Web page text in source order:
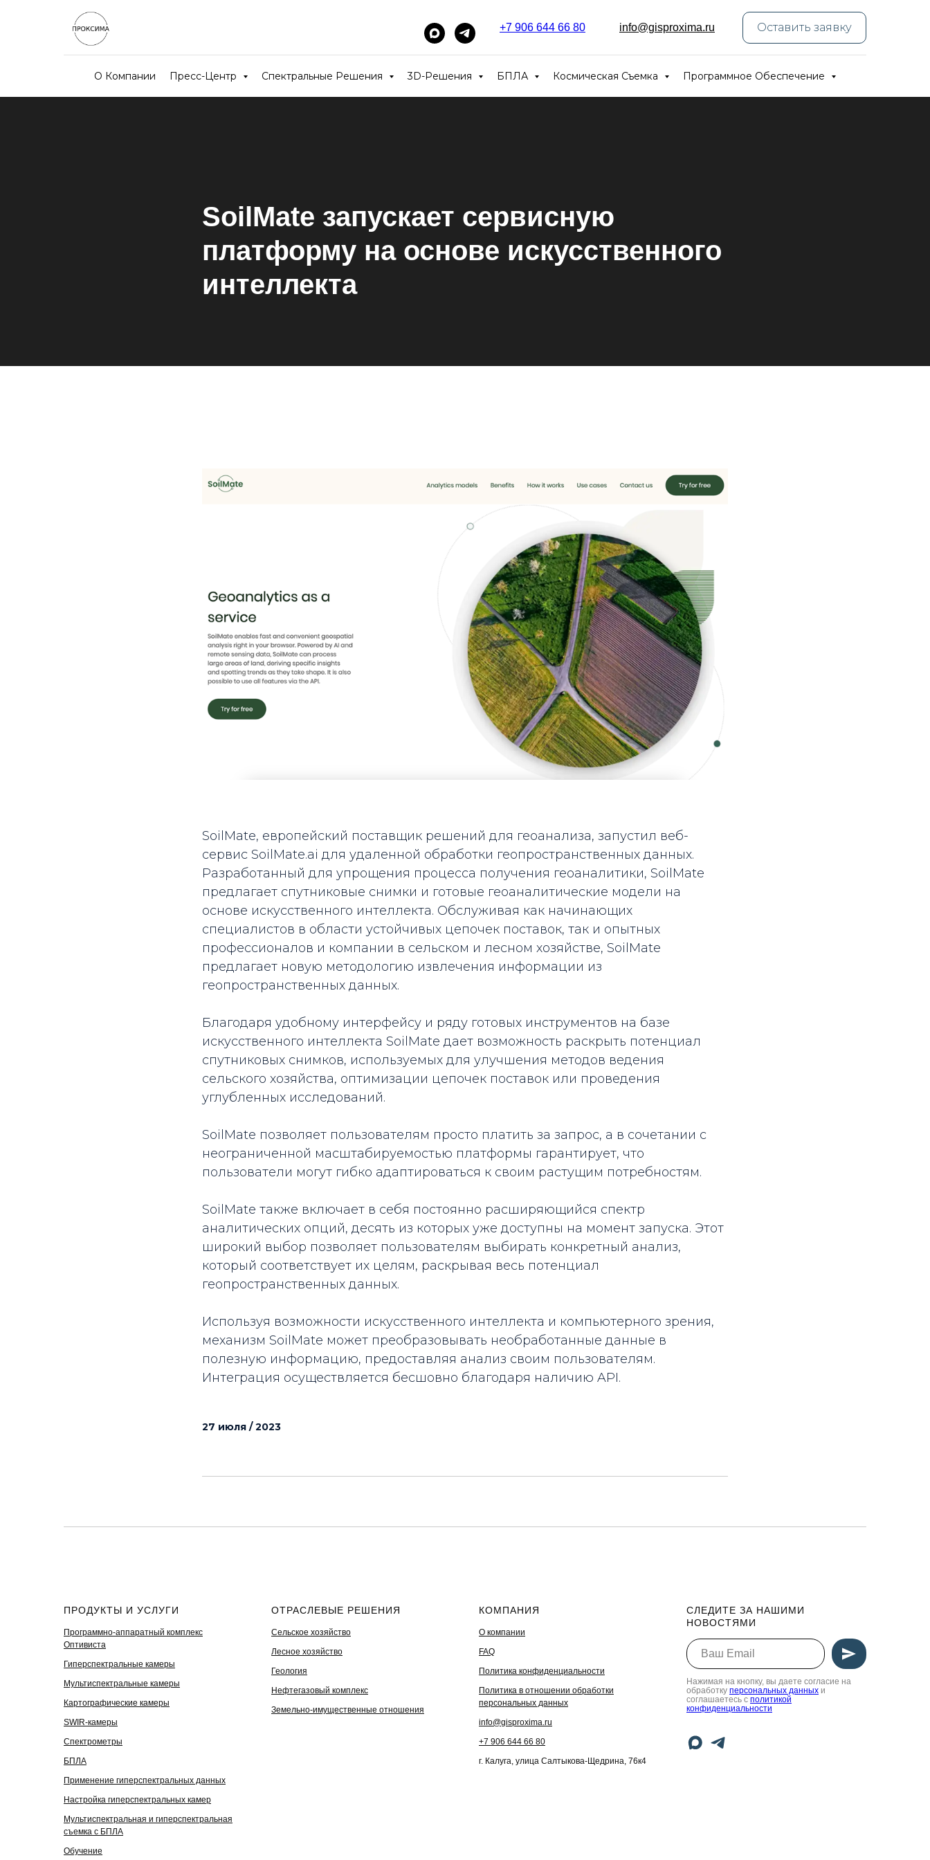
+7 906 644 66 80 info@gisproxima.ru Оставить заявку
О Компании Пресс-Центр Спектральные Решения 3D-Решения БПЛА Космическая Съемка Программное Обеспечение
SoilMate запускает сервисную
платформу на основе искусственного
интеллекта
SoilMate, европейский поставщик решений для геоанализа, запустил веб-
сервис SoilMate.ai для удаленной обработки геопространственных данных.
Разработанный для упрощения процесса получения геоаналитики, SoilMate
предлагает спутниковые снимки и готовые геоаналитические модели на
основе искусственного интеллекта. Обслуживая как начинающих
специалистов в области устойчивых цепочек поставок, так и опытных
профессионалов и компании в сельском и лесном хозяйстве, SoilMate
предлагает новую методологию извлечения информации из
геопространственных данных.
Благодаря удобному интерфейсу и ряду готовых инструментов на базе
искусственного интеллекта SoilMate дает возможность раскрыть потенциал
спутниковых снимков, используемых для улучшения методов ведения
сельского хозяйства, оптимизации цепочек поставок или проведения
углубленных исследований.
SoilMate позволяет пользователям просто платить за запрос, а в сочетании с
неограниченной масштабируемостью платформы гарантирует, что
пользователи могут гибко адаптироваться к своим растущим потребностям.
SoilMate также включает в себя постоянно расширяющийся спектр
аналитических опций, десять из которых уже доступны на момент запуска. Этот
широкий выбор позволяет пользователям выбирать конкретный анализ,
который соответствует их целям, раскрывая весь потенциал
геопространственных данных.
Используя возможности искусственного интеллекта и компьютерного зрения,
механизм SoilMate может преобразовывать необработанные данные в
полезную информацию, предоставляя анализ своим пользователям.
Интеграция осуществляется бесшовно благодаря наличию API.
27 июля / 2023
ПРОДУКТЫ И УСЛУГИ
Программно-аппаратный комплекс
Оптивиста
Гиперспектральные камеры
Мультиспектральные камеры
Картографические камеры
SWIR-камеры
Спектрометры
БПЛА
Применение гиперспектральных данных
Настройка гиперспектральных камер
Мультиспектральная и гиперспектральная
съемка с БПЛА
Обучение
ОТРАСЛЕВЫЕ РЕШЕНИЯ
Сельское хозяйство
Лесное хозяйство
Геология
Нефтегазовый комплекс
Земельно-имущественные отношения
КОМПАНИЯ
О компании
FAQ
Политика конфиденциальности
Политика в отношении обработки
персональных данных
info@gisproxima.ru
+7 906 644 66 80
г. Калуга, улица Салтыкова-Щедрина, 76к4
СЛЕДИТЕ ЗА НАШИМИ
НОВОСТЯМИ
Нажимая на кнопку, вы даете согласие на
обработку персональных данных и
соглашаетесь c политикой
конфиденциальности